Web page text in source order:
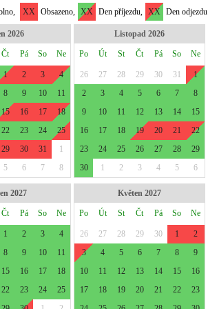
XX Obsazeno, XX Den příjezdu, XX Den odjezdu
2026
Čt Pá So Ne
1 2 3
4
8 9 10
11
15 16 17
18
22 23 24
25
29 30 31
1
5 6 7 8
Listopad 2026
Po Út St Čt Pá So Ne
26 27 28 29 30 31
1
2
3 4 5 6 7
8
9
10 11 12 13 14
15
16
17 18 19 20 21
22
23
24 25 26 27 28
29
30
1 2 3 4 5 6
2027
Čt Pá So Ne
1 2 3
4
8 9 10
11
15 16 17
18
22 23 24
25
Květen 2027
Po Út St Čt Pá So Ne
26 27 28 29 30 1
2
3
4 5 6 7 8
9
10
11 12 13 14 15
16
17
18 19 20 21 22
23